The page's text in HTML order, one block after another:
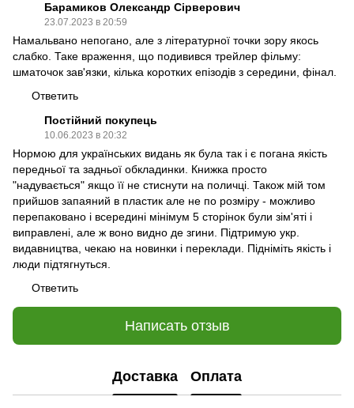
Барамиков Олександр Сірверович
23.07.2023 в 20:59
Намальвано непогано, але з літературної точки зору якось
слабко. Таке враження, що подивився трейлер фільму:
шматочок зав'язки, кілька коротких епізодів з середини, фінал.
Ответить
Постійний покупець
10.06.2023 в 20:32
Нормою для українських видань як була так і є погана якість
передньої та задньої обкладинки. Книжка просто
"надувається" якщо її не стиснути на поличці. Також мій том
прийшов запаяний в пластик але не по розміру - можливо
перепаковано і всередині мінімум 5 сторінок були зім'яті і
виправлені, але ж воно видно де згини. Підтримую укр.
видавництва, чекаю на новинки і переклади. Підніміть якість і
люди підтягнуться.
Ответить
Написать отзыв
Доставка Оплата